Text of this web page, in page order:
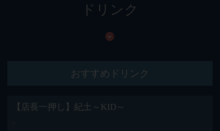
ドリンク
おすすめドリンク
【店長一押し】紀土～KID～
‐